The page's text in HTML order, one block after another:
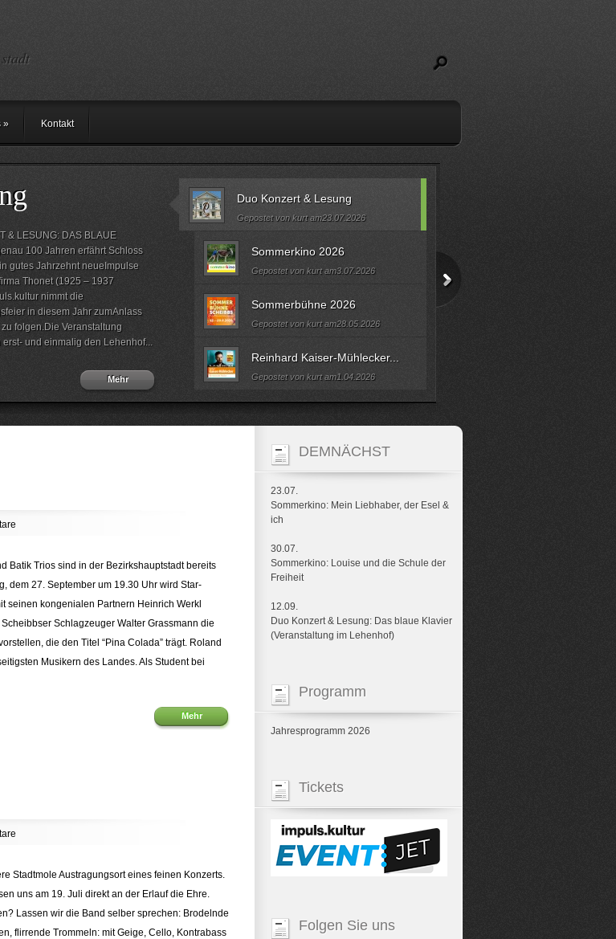
» Kontakt
& LESUNG: DAS BLAUE
100 Jahren erfährt Schloss
gutes Jahrzehnt neueImpulse
Thonet (1925 – 1937
nimmt die
in diesem Jahr zumAnlass
folgen.Die Veranstaltung
und einmalig den Lehenhof...
Mehr
Duo Konzert & Lesung
Gepostet von kurt am23.07.2026
Sommerkino 2026
Gepostet von kurt am3.07.2026
Sommerbühne 2026
Gepostet von kurt am28.05.2026
Reinhard Kaiser-Mühlecker...
Gepostet von kurt am1.04.2026
Batik Trios sind in der Bezirkshauptstadt bereits
dem 27. September um 19.30 Uhr wird Star-
seinen kongenialen Partnern Heinrich Werkl
Schlagzeuger Walter Grassmann die
die den Titel “Pina Colada” trägt. Roland
Musikern des Landes. Als Student bei
Mehr
Stadtmole Austragungsort eines feinen Konzerts.
uns am 19. Juli direkt an der Erlauf die Ehre.
Lassen wir die Band selber sprechen: Brodelnde
flirrende Trommeln: mit Geige, Cello, Kontrabass
DEMNÄCHST
23.07.
Sommerkino: Mein Liebhaber, der Esel &
ich
30.07.
Sommerkino: Louise und die Schule der
Freiheit
12.09.
Duo Konzert & Lesung: Das blaue Klavier
(Veranstaltung im Lehenhof)
Programm
Jahresprogramm 2026
Tickets
Folgen Sie uns